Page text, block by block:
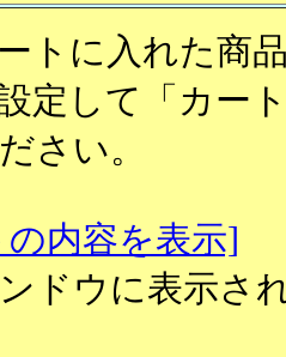
トに入れた商
定して「カー
さい。
内容を表示]
ドウに表示さ